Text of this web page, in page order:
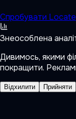
Спробувати
Знеособлена
Дивимось, якими
покращити.
Відхилити Прийняти